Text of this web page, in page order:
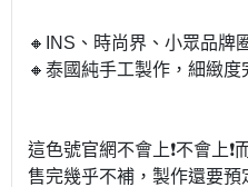
🔸INS、時尚界、小眾品牌
🔸泰國純手工製作，細緻度
這色號官網不會上❗不會上
售完幾乎不補，製作還要預